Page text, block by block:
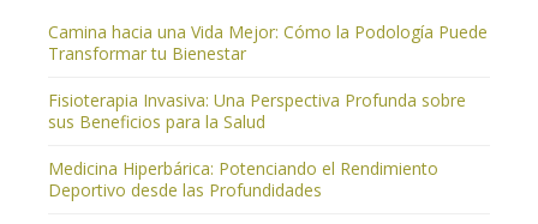
Camina hacia una Vida Mejor: Cómo la Podología Puede
Transformar tu Bienestar
Fisioterapia Invasiva: Una Perspectiva Profunda sobre
sus Beneficios para la Salud
Medicina Hiperbárica: Potenciando el Rendimiento
Deportivo desde las Profundidades